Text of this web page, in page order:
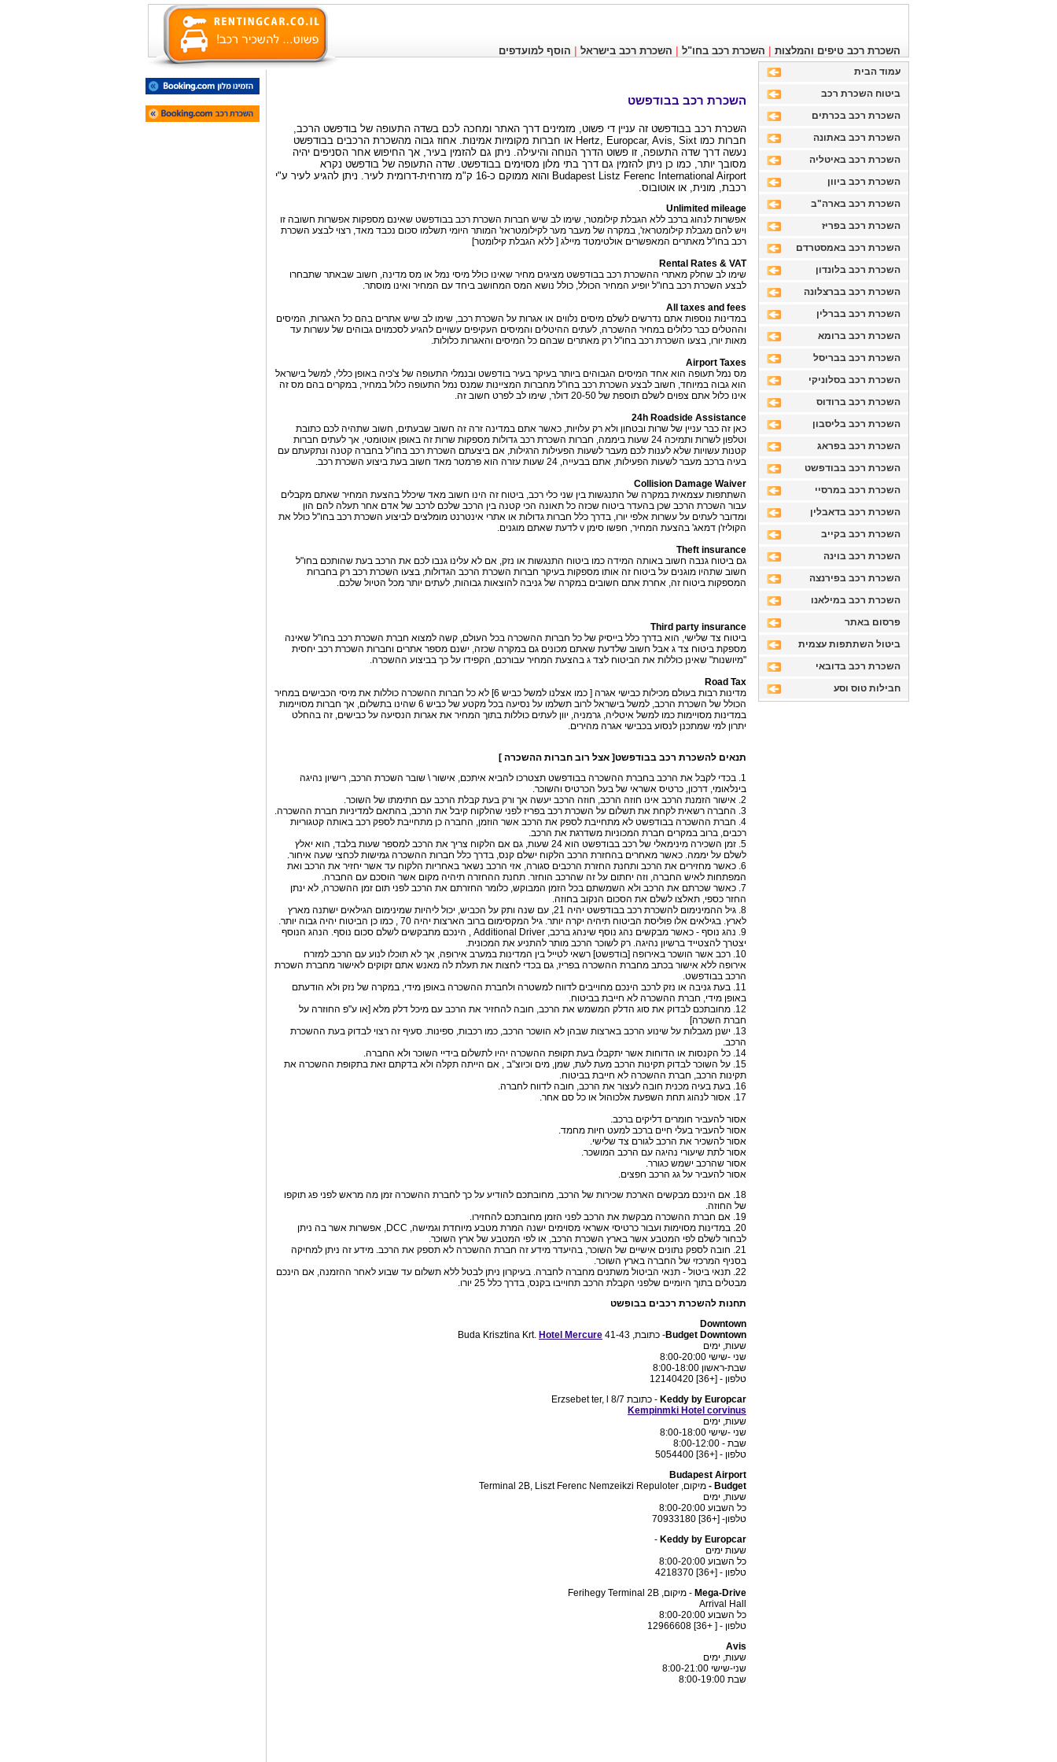
השכרת רכב טיפים והמלצות | השכרת רכב בחו"ל | השכרת רכב בישראל | הוסף למועדפים
עמוד הבית
ביטוח השכרת רכב
השכרת רכב בכרתים
השכרת רכב באתונה
השכרת רכב באיטליה
השכרת רכב ביוון
השכרת רכב בארה"ב
השכרת רכב בפריז
השכרת רכב באמסטרדם
השכרת רכב בלונדון
השכרת רכב בברצלונה
השכרת רכב בברלין
השכרת רכב ברומא
השכרת רכב בבריסל
השכרת רכב בסלוניקי
השכרת רכב ברודוס
השכרת רכב בליסבון
השכרת רכב בפראג
השכרת רכב בבודפשט
השכרת רכב במרסיי
השכרת רכב בדאבלין
השכרת רכב בקייב
השכרת רכב בוינה
השכרת רכב בפירנצה
השכרת רכב במילאנו
פרסום באתר
ביטול השתתפות עצמית
השכרת רכב בדובאי
חבילות טוס וסע
השכרת רכב בבודפשט
השכרת רכב בבודפשט זה עניין די פשוט, מזמינים דרך האתר ומחכה לכם בשדה התעופה של בודפשט הרכב,
חברות כמו Hertz, Europcar, Avis, Sixt או חברות מקומיות אמינות. אחוז גבוה מהשכרת הרכבים בבודפשט
נעשה דרך שדה התעופה, זו פשוט הדרך הנוחה והיעילה. ניתן גם להזמין בעיר, אך החיפוש אחר הסניפים יהיה
מסובך יותר, כמו כן ניתן להזמין גם דרך בתי מלון מסוימים בבודפשט. שדה התעופה של בודפשט נקרא
Budapest Listz Ferenc International Airport והוא ממוקם כ-16 ק"מ מזרחית-דרומית לעיר. ניתן להגיע לעיר ע"י
רכבת, מונית, או אוטובוס.
Unlimited mileage
אפשרות לנהוג ברכב ללא הגבלת קילומטר, שימו לב שיש חברות השכרת רכב בבודפשט שאינם מספקות אפשרות חשובה זו
ויש להם מגבלת קילומטראז', במקרה של מעבר מער לקילומטראז' המותר היומי תשלמו סכום נכבד מאד, רצוי לבצע השכרת
רכב בחו"ל מאתרים המאפשרים אולטימטד מיילג [ ללא הגבלת קילומטר]
Rental Rates & VAT
שימו לב שחלק מאתרי ההשכרת רכב בבודפשט מציגים מחיר שאינו כולל מיסי נמל או מס מדינה, חשוב שבאתר שתבחרו
לבצע השכרת רכב בחו"ל יופיע המחיר הכולל, כולל נושא המס המחושב ביחד עם המחיר ואינו מוסתר.
All taxes and fees
במדינות נוספות אתם נדרשים לשלם מיסים נלווים או אגרות על השכרת רכב, שימו לב שיש אתרים בהם כל האגרות, המיסים
וההטלים כבר כלולים במחיר ההשכרה, לעתים ההיטלים והמיסים העקיפים עשויים להגיע לסכמוים גבוהים של עשרות עד
מאות יורו, בצעו השכרת רכב בחו"ל רק מאתרים שבהם כל המיסים והאגרות כלולות.
Airport Taxes
מס נמל תעופה הוא אחד המיסים הגבוהים ביותר בעיקר בעיר בודפשט ובנמלי התעופה של צ'כיה באופן כללי, למשל בישראל
הוא גבוה במיוחד, חשוב לבצע השכרת רכב בחו"ל מחברות המציינות שמנס נמל התעופה כלול במחיר, במקרים בהם מס זה
אינו כלול אתם צפוים לשלם תוספת של 20-50 דולר, שימו לב לפרט חשוב זה.
24h Roadside Assistance
כאן זה כבר עניין של שרות ובטחון ולא רק עלויות, כאשר אתם במדינה זרה זה חשוב שבעתים, חשוב שתהיה לכם כתובת
וטלפון לשרות ותמיכה 24 שעות ביממה, חברות השכרת רכב גדולות מספקות שרות זה באופן אוטומטי, אך לעתים חברות
קטנות עשויות שלא לענות לכם מעבר לשעות הפעילות הרגילות, אם ביצעתם השכרת רכב בחו"ל בחברה קטנה ונתקעתם עם
בעיה ברכב מעבר לשעות הפעילות, אתם בבעייה, 24 שעות עזרה הוא פרמטר מאד חשוב בעת ביצוע השכרת רכב.
Collision Damage Waiver
השתתפות עצמאית במקרה של התנגשות בין שני כלי רכב, ביטוח זה הינו חשוב מאד שיכלל בהצעת המחיר שאתם מקבלים
עבור השכרת הרכב שכן בהעדר ביטוח שכזה כל תאונה הכי קטנה בין הרכב שלכם לרכב של אדם אחר תעלה להם הון
ומדובר לעתים על עשרות אלפי יורו, בדרך כלל חברות גדולות או אתרי אינטרנט מומלצים לביצוע השכרת רכב בחו"ל כולל את
הקוליז'ן דמאג' בהצעת המחיר, חפשו סימן v לדעת שאתם מוגנים.
Theft insurance
גם ביטוח גנבה חשוב באותה המידה כמו ביטוח התנגשות או נזק, אם לא עלינו גנבו לכם את הרכב בעת שהותכם בחו"ל
חשוב שתהיו מוגנים על ביטוח זה אותו מספקות בעיקר חברות השכרת הרכב הגדולות, בצעו השכרת רכב רק בחברות
המספקות ביטוח זה, אחרת אתם חשובים במקרה של גניבה להוצאות גבוהות, לעתים יותר מכל הטיול שלכם.
Third party insurance
ביטוח צד שלישי, הוא בדרך כלל בייסיק של כל חברות ההשכרה בכל העולם, קשה למצוא חברת השכרת רכב בחו"ל שאינה
מספקת ביטוח צד ג אבל חשוב שלדעת שאתם מכונים גם במקרה שכזה, ישנם מספר אתרים וחברות השכרת רכב יחסית
"מיושנות" שאינן כוללות את הביטוח לצד ג בהצעת המחיר עבורכם, הקפידו על כך בביצוע ההשכרה.
Road Tax
מדינות רבות בעולם מכילות כבישי אגרה [ כמו אצלנו למשל כביש 6] לא כל חברות ההשכרה כוללות את מיסי הכבישים במחיר
הכולל של השכרת הרכב, למשל בישראל לרוב תשלמו על נסיעה בכל מקטע של כביש 6 שהינו בתשלום, אך חברות מסויימות
במדינות מסויימות כמו למשל איטליה, גרמניה, יוון לעתים כוללות בתוך המחיר את אגרות הנסיעה על כבישים, זה בהחלט
יתרון למי שמתכנן לנסוע בכבישי אגרה מהירים.
תנאים להשכרת רכב בבודפשט[ אצל רוב חברות ההשכרה ]
1. בכדי לקבל את הרכב בחברת ההשכרה בבודפשט תצטרכו להביא איתכם, אישור \ שובר השכרת הרכב, רישיון נהיגה
בינלאומי, דרכון, כרטיס אשראי של בעל הכרטיס והשוכר.
2. אישור הזמנת הרכב אינו חוזה הרכב, חוזה הרכב יעשה אך ורק בעת קבלת הרכב עם חתימתו של השוכר.
3. החברה רשאית לקחת את תשלום על השכרת רכב בפריז לפני שהלקוח קיבל את הרכב, בהתאם למדיניות חברת ההשכרה.
4. חברת ההשכרה בבודפשט לא מתחייבת לספק את הרכב אשר הוזמן, החברה כן מתחייבת לספק רכב באותה קטגוריות
רכבים, ברוב במקרים חברת המכוניות משדרגת את הרכב.
5. זמן השכירה מינימאלי של רכב בבודפשט הוא 24 שעות, גם אם הלקוח צריך את הרכב למספר שעות בלבד, הוא יאלץ
לשלם על יממה. כאשר מאחרים בהחזרת הרכב הלקוח ישלם קנס, בדרך כלל חברות ההשכרה גמישות לכחצי שעה איחור.
6. כאשר מחזירים את הרכב ותחנת החזרת הרכבים סגורה, אזי הרכב נשאר באחריות הלקוח עד אשר יחזיר את הרכב ואת
המפתחות לאיש החברה, וזה יחתום על זה שהרכב הוחזר. תחנת ההחזרה תיהיה מקום אשר הוסכם עם החברה.
7. כאשר שכרתם את הרכב ולא השמשתם בכל הזמן המבוקש, כלומר החזרתם את הרכב לפני תום זמן ההשכרה, לא ינתן
החזר כספי, תאלצו לשלם את הסכום הנקוב בחוזה.
8. גיל ההמינימום להשכרת רכב בבודפשט יהיה 21, עם שנה ותק על הכביש, יכול ליהיות שמינימום הגילאים ישתנה מארץ
לארץ. בגילאים אלו פוליסת הביטוח תיהיה יקרה יותר. גיל המקסימום ברוב הארצות יהיה 70 , כמו כן הביטוח יהיה גבוה יותר.
9. נהג נוסף - כאשר מבקשים נהג נוסף שינהג ברכב, Additional Driver , הינכם מתבקשים לשלם סכום נוסף. הנהג הנוסף
יצטרך להצטייד ברשיון נהיגה. רק לשוכר הרכב מותר להתניע את המכונית.
10. רכב אשר הושכר באירופה [בודפשט] רשאי לטייל בין המדינות במערב אירופה, אך לא תוכלו לנוע עם הרכב למזרח
אירופה ללא אישור בכתב מחברת ההשכרה בפריז, גם בכדי לחצות את תעלת לה מאנש אתם זקוקים לאישור מחברת השכרת
הרכב בבודפשט.
11. בעת גניבה או נזק לרכב הינכם מחוייבים לדווח למשטרה ולחברת ההשכרה באופן מידי, במקרה של נזק ולא הודעתם
באופן מידי, חברת ההשכרה לא חייבת בביטוח.
12. מחובתכם לבדוק את סוג הדלק המשמש את הרכב, חובה להחזיר את הרכב עם מיכל דלק מלא [או ע"פ החוזרה על
חברת השכרה]
13. ישנן מגבלות על שינוע הרכב בארצות שבהן לא הושכר הרכב, כמו רכבות, ספינות. סעיף זה רצוי לבדוק בעת ההשכרת
הרכב.
14. כל הקנסות או הדוחות אשר יתקבלו בעת תקופת ההשכרה יהיו לתשלום בידיי השוכר ולא החברה.
15. על השוכר לבדוק תקינות הרכב מעת לעת, שמן, מים וכיוצ"ב , אם הייתה תקלה ולא בדקתם זאת בתקופת ההשכרה את
תקינות הרכב, חברת ההשכרה לא חייבת בביטוח.
16. בעת בעיה מכנית חובה לעצור את הרכב, חובה לדווח לחברה.
17. אסור לנהוג תחת השפעת אלכוהול או כל סם אחר.
אסור להעביר חומרים דליקים ברכב.
אסור להעביר בעלי חיים ברכב למעט חיות מחמד.
אסור להשכיר את הרכב לגורם צד שלישי.
אסור לתת שיעורי נהיגה עם הרכב המושכר.
אסור שהרכב ישמש כגורר.
אסור להעביר על גג הרכב חפצים.
18. אם הינכם מבקשים הארכת שכירות של הרכב, מחובתכם להודיע על כך לחברת ההשכרה זמן מה מראש לפני פג תוקפו
של החוזה.
19. אם חברת ההשכרה מבקשת את הרכב לפני הזמן מחובתכם להחזירו.
20. במדינות מסוימות ועבור כרטיסי אשראי מסוימים ישנה המרת מטבע מיוחדת וגמישה, DCC, אפשרות אשר בה ניתן
לבחור לשלם לפי המטבע אשר בארץ השכרת הרכב, או לפי המטבע של ארץ השוכר.
21. חובה לספק נתונים אישיים של השוכר, בהיעדר מידע זה חברת ההשכרה לא תספק את הרכב. מידע זה ניתן למחיקה
בסניף המרכזי של החברה בארץ השוכר.
22. תנאי ביטול - תנאי הביטול משתנים מחברה לחברה. בעיקרון ניתן לבטל ללא תשלום עד שבוע לאחר ההזמנה, אם הינכם
מבטלים בתוך היומיים שלפני הקבלת הרכב תחוייבו בקנס, בדרך כלל 25 יורו.
תחנות להשכרת רכבים בבופשט
Downtown
Budget Downtown- כתובת, 41-43 Buda Krisztina Krt.
Hotel Mercure
שעות, ימים
שני -שישי 8:00-20:00
שבת-ראשון 8:00-18:00
טלפון - [+36] 12140420
Keddy by Europcar - כתובת 8/7 Erzsebet ter, l
Kempinmki Hotel corvinus
שעות, ימים
שני -שישי 8:00-18:00
שבת - 8:00-12:00
טלפון - [+36] 5054400
Budapest Airport
Budget -
מיקום, Terminal 2B, Liszt Ferenc Nemzeikzi Repuloter
שעות, ימים
כל השבוע 8:00-20:00
טלפון- [+36] 70933180
Keddy by Europcar
-
שעות ימים
כל השבוע 8:00-20:00
טלפון - [+36] 4218370
Mega-Drive - מיקום, Ferihegy Terminal 2B
Arrival Hall
כל השבוע 8:00-20:00
טלפון - [ +36] 12966608
Avis
שעות, ימים
שני-שישי 8:00-21:00
שבת 8:00-19:00